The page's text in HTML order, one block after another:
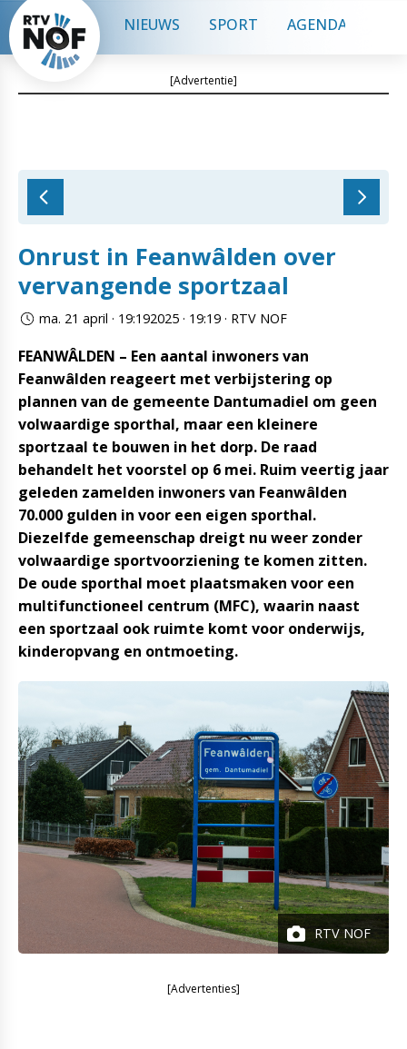
NIEUWS SPORT AGENDA
[Advertentie]
Onrust in Feanwâlden over
vervangende sportzaal
ma. 21 april · 19:192025 · 19:19 · RTV NOF
FEANWÂLDEN – Een aantal inwoners van
Feanwâlden reageert met verbijstering op
plannen van de gemeente Dantumadiel om geen
volwaardige sporthal, maar een kleinere
sportzaal te bouwen in het dorp. De raad
behandelt het voorstel op 6 mei. Ruim veertig jaar
geleden zamelden inwoners van Feanwâlden
70.000 gulden in voor een eigen sporthal.
Diezelfde gemeenschap dreigt nu weer zonder
volwaardige sportvoorziening te komen zitten.
De oude sporthal moet plaatsmaken voor een
multifunctioneel centrum (MFC), waarin naast
een sportzaal ook ruimte komt voor onderwijs,
kinderopvang en ontmoeting.
RTV NOF
[Advertenties]